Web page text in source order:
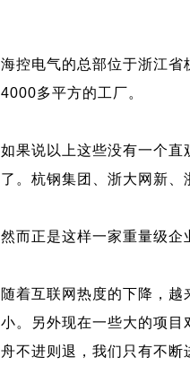
海控电气的总部位于浙江省
4000多平方的工厂。
如果说以上这些没有一个
了。杭钢集团、浙大网新、
然而正是这样一家重量级企
随着互联网热度的下降，
小。另外现在一些大的项
舟不进则退，我们只有不断